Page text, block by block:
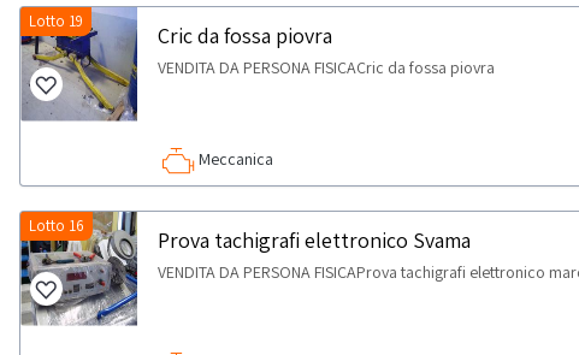
privato) ai sensi del d.lgs. 206/2005. Nello specifico la
riparatori e produttori di settore relativamente alla categoria
Lotto 19
Cric da fossa piovra
VENDITA DA PERSONA FISICACric da fossa piovra
Meccanica
Lotto 16
Prova tachigrafi elettronico Svama
VENDITA DA PERSONA FISICAProva tachigrafi elettronico